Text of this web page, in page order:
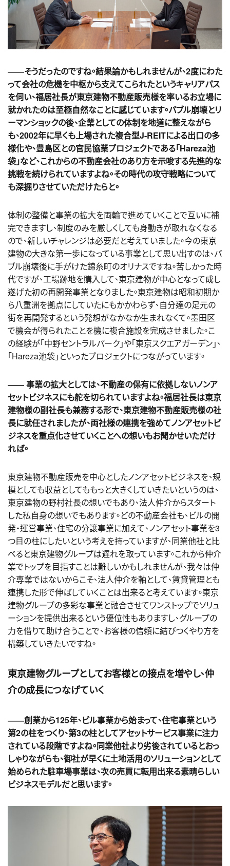
――そうだったのですね。結果論かもしれませんが、2度にわた
って会社の危機を中枢から支えてこられたというキャリアパス
を伺い、福居社長が東京建物不動産販売様を率いるお立場に
就かれたのは至極自然なことに感じています。バブル崩壊とリ
ーマンショックの後、企業としての体制を地道に整えながら
も、2002年に早くも上場された複合型J-REITによる出口の多
様化や、豊島区との官民協業プロジェクトである「Hareza池
袋」など、これからの不動産会社のあり方を示唆する先進的な
挑戦を続けられていますよね。その時代の攻守戦略について
も深掘りさせていただけたらと。
体制の整備と事業の拡大を両輪で進めていくことで互いに補
完できますし、制度のみを厳しくしても身動きが取れなくなる
ので、新しいチャレンジは必要だと考えていました。今の東京
建物の大きな第一歩になっている事業として思い出すのは、バ
ブル崩壊後に手がけた錦糸町のオリナスですね。苦しかった時
代ですが、工場跡地を購入して、東京建物が中心となって成し
遂げた初の再開発事業となりました。東京建物は昭和初期か
ら八重洲を拠点にしていたにもかかわらず、自分達の足元の
街を再開発するという発想がなかなか生まれなくて。墨田区
で機会が得られたことを機に複合施設を完成させました。こ
の経験が「中野セントラルパーク」や「東京スクエアガーデン」、
「Hareza池袋」といったプロジェクトにつながっています。
―― 事業の拡大としては、不動産の保有に依拠しないノンア
セットビジネスにも舵を切られていますよね。福居社長は東京
建物様の副社長も兼務する形で、東京建物不動産販売様の社
長に就任されましたが、両社様の連携を強めてノンアセットビ
ジネスを重点化させていくことへの想いもお聞かせいただけ
れば。
東京建物不動産販売を中心としたノンアセットビジネスを、規
模としても収益としてももっと大きくしていきたいというのは、
東京建物の野村社長の想いでもあり、法人仲介からスタート
した私自身の想いでもあります。どの不動産会社も、ビルの開
発・運営事業、住宅の分譲事業に加えて、ノンアセット事業を3
つ目の柱にしたいという考えを持っていますが、同業他社と比
べると東京建物グループは遅れを取っています。これから仲介
業でトップを目指すことは難しいかもしれませんが、我々は仲
介専業ではないからこそ、法人仲介を軸として、賃貸管理とも
連携した形で伸ばしていくことは出来ると考えています。東京
建物グループの多彩な事業と融合させてワンストップでソリュ
ーションを提供出来るという優位性もありますし、グループの
力を借りて助け合うことで、お客様の信頼に結びつくやり方を
構築していきたいですね。
東京建物グループとしてお客様との接点を増やし、仲
介の成長につなげていく
――創業から125年、ビル事業から始まって、住宅事業という
第2の柱をつくり、第3の柱としてアセットサービス事業に注力
されている段階ですよね。同業他社より劣後されているとおっ
しゃりながらも、御社が早くに土地活用のソリューションとして
始められた駐車場事業は、次の売買に転用出来る素晴らしい
ビジネスモデルだと思います。